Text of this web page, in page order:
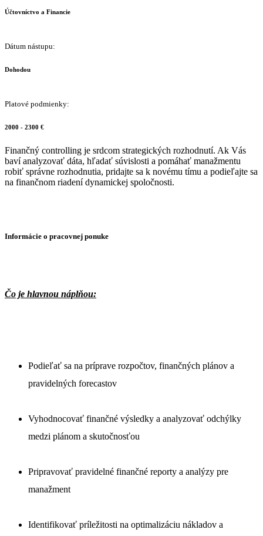
Účtovníctvo a Financie
Dátum nástupu:
Dohodou
Platové podmienky:
2000 - 2300 €
Finančný controlling je srdcom strategických rozhodnutí. Ak Vás
baví analyzovať dáta, hľadať súvislosti a pomáhať manažmentu
robiť správne rozhodnutia, pridajte sa k novému tímu a podieľajte sa
na finančnom riadení dynamickej spoločnosti.
Informácie o pracovnej ponuke
Čo je hlavnou náplňou:
Podieľať sa na príprave rozpočtov, finančných plánov a
pravidelných forecastov
Vyhodnocovať finančné výsledky a analyzovať odchýlky
medzi plánom a skutočnosťou
Pripravovať pravidelné finančné reporty a analýzy pre
manažment
Identifikovať príležitosti na optimalizáciu nákladov a